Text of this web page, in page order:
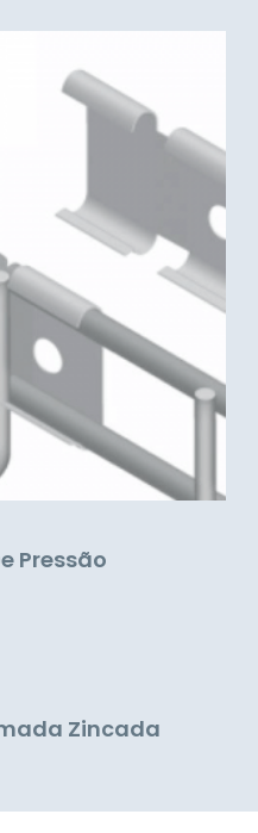
Pressão
Zincada